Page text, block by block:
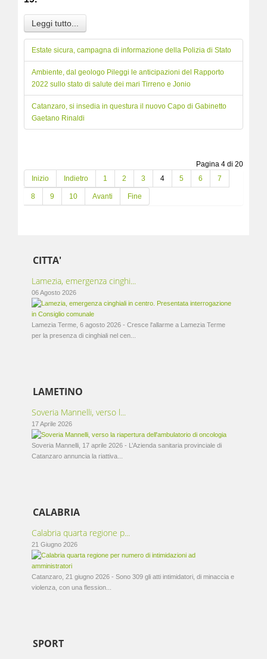
Leggi tutto...
Estate sicura, campagna di informazione della Polizia di Stato
Ambiente, dal geologo Pileggi le anticipazioni del Rapporto
2022 sullo stato di salute dei mari Tirreno e Jonio
Catanzaro, si insedia in questura il nuovo Capo di Gabinetto
Gaetano Rinaldi
Pagina 4 di 20
Inizio
Indietro 1 2 3 4 5 6 7
8 9 10 Avanti Fine
CITTA'
Lamezia, emergenza cinghi...
06 Agosto 2026
Lamezia Terme, 6 agosto 2026 - Cresce l'allarme a Lamezia Terme
per la presenza di cinghiali nel cen...
LAMETINO
Soveria Mannelli, verso l...
17 Aprile 2026
Soveria Mannelli, 17 aprile 2026 - L’Azienda sanitaria provinciale di
Catanzaro annuncia la riattiva...
CALABRIA
Calabria quarta regione p...
21 Giugno 2026
Catanzaro, 21 giugno 2026 - Sono 309 gli atti intimidatori, di minaccia e
violenza, con una flession...
SPORT